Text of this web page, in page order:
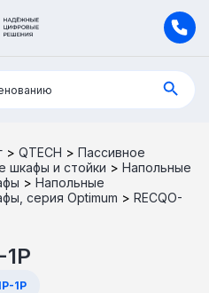
> QTECH > Пассивное
шкафы и стойки > Напольные
> Напольные
серия Optimum > RECQO-
1P